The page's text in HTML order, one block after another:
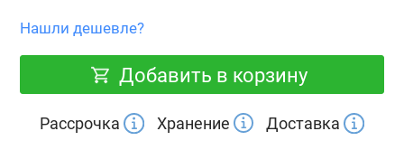
Нашли дешевле?
Добавить в корзину
Рассрочка Хранение Доставка